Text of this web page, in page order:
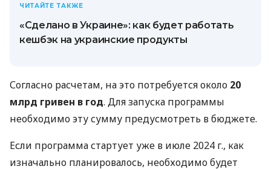
ЧИТАЙТЕ ТАКЖЕ
«Сделано в Украине»: как будет работать
кешбэк на украинские продукты
Согласно расчетам, на это потребуется около 20
млрд гривен в год. Для запуска программы
необходимо эту сумму предусмотреть в бюджете.
Если программа стартует уже в июле 2024 г., как
изначально планировалось, необходимо будет